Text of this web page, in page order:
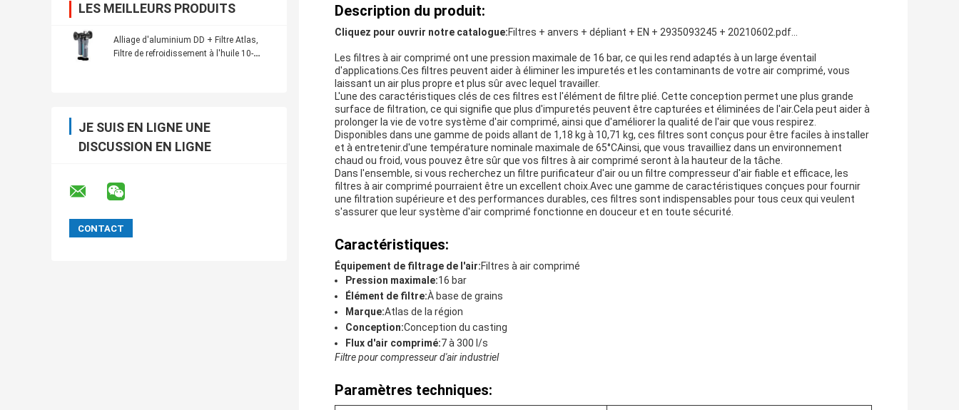
LES MEILLEURS PRODUITS
Alliage d'aluminium DD + Filtre Atlas,
Filtre de refroidissement à l'huile 10-
JE SUIS EN LIGNE UNE
DISCUSSION EN LIGNE
Description du produit:
Cliquez pour ouvrir notre catalogue:Filtres + anvers + dépliant + EN + 2935093245 + 20210602.pdf...
Les filtres à air comprimé ont une pression maximale de 16 bar, ce qui les rend adaptés à un large éventail
d'applications.Ces filtres peuvent aider à éliminer les impuretés et les contaminants de votre air comprimé, vous
laissant un air plus propre et plus sûr avec lequel travailler.
L'une des caractéristiques clés de ces filtres est l'élément de filtre plié. Cette conception permet une plus grande
surface de filtration, ce qui signifie que plus d'impuretés peuvent être capturées et éliminées de l'air.Cela peut aider à
prolonger la vie de votre système d'air comprimé, ainsi que d'améliorer la qualité de l'air que vous respirez.
Disponibles dans une gamme de poids allant de 1,18 kg à 10,71 kg, ces filtres sont conçus pour être faciles à installer
et à entretenir.d'une température nominale maximale de 65°CAinsi, que vous travailliez dans un environnement
chaud ou froid, vous pouvez être sûr que vos filtres à air comprimé seront à la hauteur de la tâche.
Dans l'ensemble, si vous recherchez un filtre purificateur d'air ou un filtre compresseur d'air fiable et efficace, les
filtres à air comprimé pourraient être un excellent choix.Avec une gamme de caractéristiques conçues pour fournir
une filtration supérieure et des performances durables, ces filtres sont indispensables pour tous ceux qui veulent
s'assurer que leur système d'air comprimé fonctionne en douceur et en toute sécurité.
Caractéristiques:
Équipement de filtrage de l'air:Filtres à air comprimé
Pression maximale:16 bar
Élément de filtre:À base de grains
Marque:Atlas de la région
Conception:Conception du casting
Flux d'air comprimé:7 à 300 l/s
Filtre pour compresseur d'air industriel
Paramètres techniques: